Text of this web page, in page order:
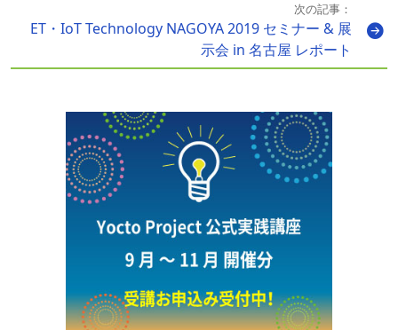
次の記事：
ET・IoT Technology NAGOYA 2019 セミナー & 展
示会 in 名古屋 レポート